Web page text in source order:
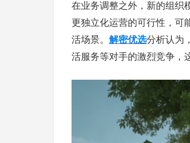
在业务调整之外，新的组织
更独立化运营的可行性，可
活场景。 解密优选分析认为
活服务等对手的激烈竞争，